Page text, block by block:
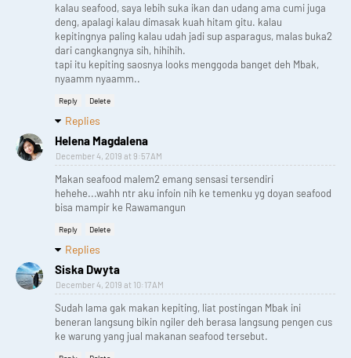
kalau seafood, saya lebih suka ikan dan udang ama cumi juga
deng, apalagi kalau dimasak kuah hitam gitu. kalau
kepitingnya paling kalau udah jadi sup asparagus, malas buka2
dari cangkangnya sih, hihihih.
tapi itu kepiting saosnya looks menggoda banget deh Mbak,
nyaamm nyaamm..
Reply Delete
Replies
Helena Magdalena
December 4, 2019 at 9:57 AM
Makan seafood malem2 emang sensasi tersendiri
hehehe...wahh ntr aku infoin nih ke temenku yg doyan seafood
bisa mampir ke Rawamangun
Reply Delete
Replies
Siska Dwyta
December 4, 2019 at 10:17 AM
Sudah lama gak makan kepiting, liat postingan Mbak ini
beneran langsung bikin ngiler deh berasa langsung pengen cus
ke warung yang jual makanan seafood tersebut.